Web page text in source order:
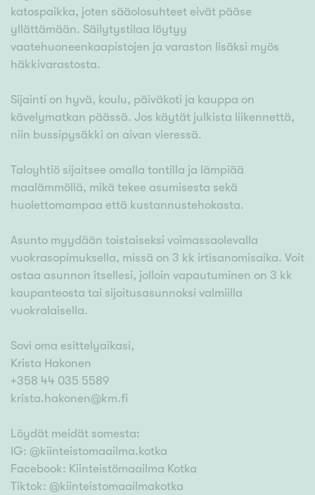
katospaikka, joten sääolosuhteet eivät pääse
yllättämään. Säilytystilaa löytyy
vaatehuoneenkaapistojen ja varaston lisäksi myös
häkkivarastosta.
Sijainti on hyvä, koulu, päiväkoti ja kauppa on
kävelymatkan päässä. Jos käytät julkista liikennettä,
niin bussipysäkki on aivan vieressä.
Taloyhtiö sijaitsee omalla tontilla ja lämpiää
maalämmöllä, mikä tekee asumisesta sekä
huolettomampaa että kustannustehokasta.
Asunto myydään toistaiseksi voimassaolevalla
vuokrasopimuksella, missä on 3 kk irtisanomisaika. Voit
ostaa asunnon itsellesi, jolloin vapautuminen on 3 kk
kaupanteosta tai sijoitusasunnoksi valmiilla
vuokralaisella.
Sovi oma esittelyaikasi,
Krista Hakonen
+358 44 035 5589
krista.hakonen@km.fi
Löydät meidät somesta:
IG: @kiinteistomaailma.kotka
Facebook: Kiinteistömaailma Kotka
Tiktok: @kiinteistomaailmakotka